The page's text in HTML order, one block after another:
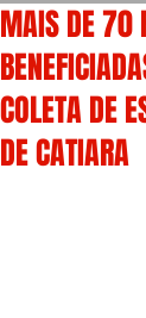
MAIS DE 70
COLETA DE
DE CATIARA